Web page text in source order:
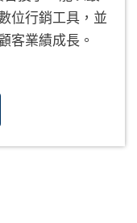
位行銷工具，並
客業績成長。